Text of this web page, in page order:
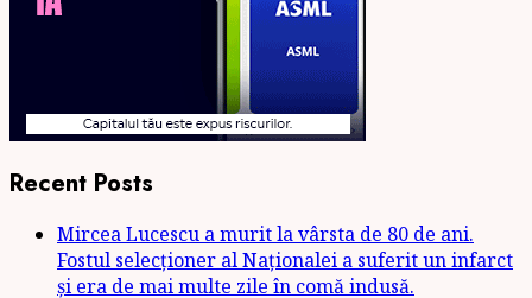
Recent Posts
Mircea Lucescu a murit la vârsta de 80 de ani.
Fostul selecționer al Naționalei a suferit un infarct
și era de mai multe zile în comă indusă.